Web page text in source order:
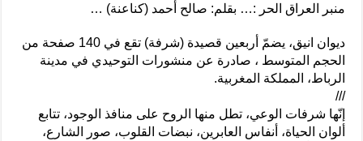
منبر العراق الحر :… بقلم: صالح أحمد (كناعنة) …
ديوان انيق، يضمّ أربعين قصيدة (شرفة) تقع في 140 صفحة من
الحجم المتوسط ، صادرة عن منشورات التوحيدي في مدينة
الرباط، المملكة المغربية.
///
إنّها شرفات الوعي، تطل منها الروح على منافذ الوجود، تتابع
ألوان الحياة، أنفاس العابرين، نبضات القلوب، صور الشارع،